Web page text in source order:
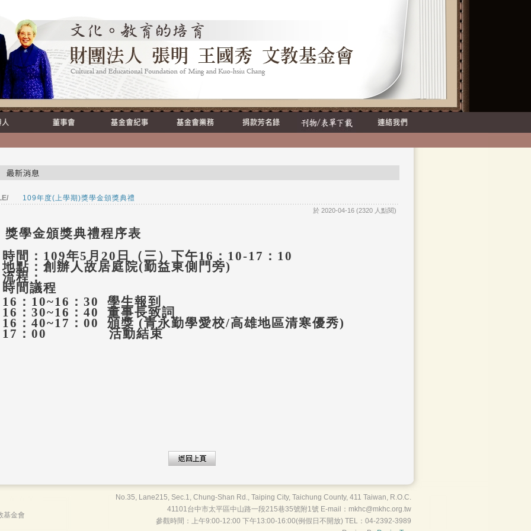
109年度(上學期)獎學金頒獎典禮
於 2020-04-16 (2320 人點閱)
獎學金頒獎典禮程序表
時間： 109年5 月 20 日（三）下午16 ： 10-17 ： 10
地點：創辦人故居庭院(勤益東側門旁)
流程：
時間議程
16 ： 10~16 ： 30 學生報到
16 ： 30~16 ： 40 董事長致詞
16 ： 40~17 ： 00 頒獎 (青永勤學愛校/高雄地區清寒優秀)
17 ： 00 活動結束
基金會
No.35, Lane215, Sec.1, Chung-Shan Rd., Taiping City, Taichung County, 411 Taiwan, R.O.C.
41101台中市太平區中山路一段215巷35號附1號 E-mail：mkhc@mkhc.org.tw
參觀時間：上午9:00-12:00 下午13:00-16:00(例假日不開放) TEL：04-2392-3989